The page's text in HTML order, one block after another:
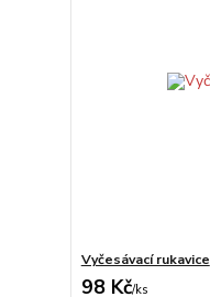
Vyčesávací rukavice
98 Kč/ks